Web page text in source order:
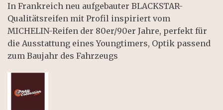
In Frankreich neu aufgebauter BLACKSTAR-
Qualitätsreifen mit Profil inspiriert vom
MICHELIN-Reifen der 80er/90er Jahre, perfekt für
die Ausstattung eines Youngtimers, Optik passend
zum Baujahr des Fahrzeugs